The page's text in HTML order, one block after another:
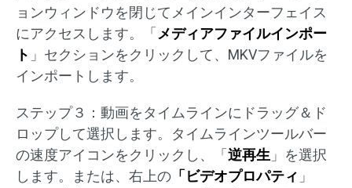
ョンウィンドウを閉じてメインインターフェイス
にアクセスします。「 メディアファイルインポー
ト 」セクションをクリックして、MKVファイルを
インポートします。
ステップ３：動画をタイムラインにドラッグ＆ド
ロップして選択します。タイムラインツールバー
の速度アイコンをクリックし、「 逆再生 」を選択
します。または、右上の 「ビデオプロパティ 」